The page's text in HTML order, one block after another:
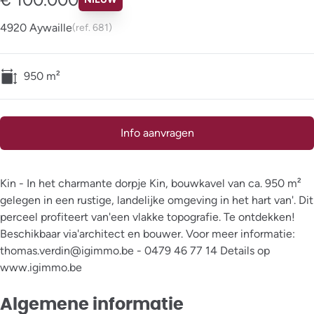
4920 Aywaille(ref. 681)
950 m²
Info aanvragen
Kin - In het charmante dorpje Kin, bouwkavel van ca. 950 m²
gelegen in een rustige, landelijke omgeving in het hart van'. Dit
perceel profiteert van'een vlakke topografie. Te ontdekken!
Beschikbaar via'architect en bouwer. Voor meer informatie:
thomas.verdin@igimmo.be - 0479 46 77 14 Details op
www.igimmo.be
Algemene informatie